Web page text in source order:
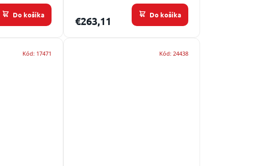
Do košíka €263,11 Do košíka
Kód: 17471 Kód: 24438